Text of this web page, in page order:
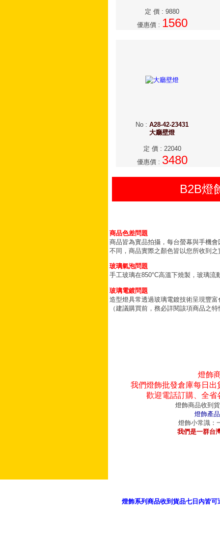
定 價 : 9880
優惠價: 1560
No : A28-42-23431
大廳壁燈
定 價: 22040
優惠價: 3480
B2B燈
商品色差問題
商品皆為實品拍攝，每台螢幕與手機
不同，商品實際之顏色皆以您所收到之
玻璃氣泡問題
手工玻璃在850°C高溫下燒製，玻璃
玻璃電鍍問題
造型燈具常透過玻璃電鍍技術呈現豐
（建議購買前，務必詳閱該項商品之
燈飾
我們燈飾批發倉庫每日
歡迎電話訂購、全
燈飾商品收到
燈飾產
燈飾小常識：
我們是一群台
燈飾系列商品收到貨品七日內皆